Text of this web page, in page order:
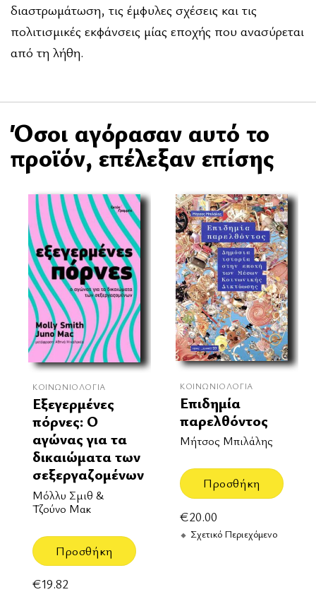
διαστρωμάτωση, τις έμφυλες σχέσεις και τις
πολιτισμικές εκφάνσεις μίας εποχής που ανασύρεται
από τη λήθη.
Όσοι αγόρασαν αυτό το
προϊόν, επέλεξαν επίσης
ΚΟΙΝΩΝΙΟΛΟΓΊΑ
Εξεγερμένες
πόρνες: Ο
αγώνας για τα
δικαιώματα των
σεξεργαζομένων
Μόλλυ Σμιθ &
Τζούνο Μακ
Προσθήκη
€19.82
ΚΟΙΝΩΝΙΟΛΟΓΊΑ
Επιδημία
παρελθόντος
Μήτσος Μπιλάλης
Προσθήκη
€20.00
Σχετικό Περιεχόμενο